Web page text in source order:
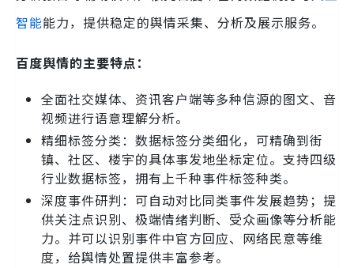
智能能力，提供稳定的舆情采集、分析及展示服务。
百度舆情的主要特点：
全面社交媒体、资讯客户端等多种信源的图文、音
视频进行语意理解分析。
精细标签分类：数据标签分类细化，可精确到街
镇、社区、楼宇的具体事发地坐标定位。支持四级
行业数据标签，拥有上千种事件标签种类。
深度事件研判：可自动对比同类事件发展趋势；提
供关注点识别、极端情绪判断、受众画像等分析能
力。并可以识别事件中官方回应、网络民意等维
度，给舆情处置提供丰富参考。